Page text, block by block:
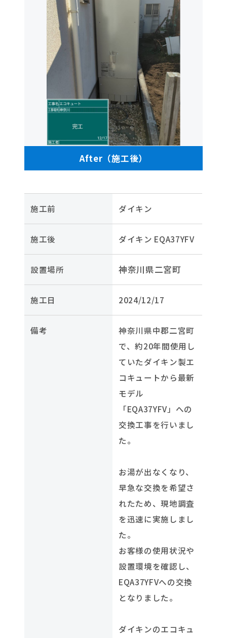
After（施工後）
施工前 ダイキン
施工後 ダイキン EQA37YFV
設置場所 神奈川県二宮町
施工日 2024/12/17
備考
神奈川県中郡二宮町
で、約20年間使用し
ていたダイキン製エ
コキュートから最新
モデル
「EQA37YFV」への
交換工事を行いまし
た。
お湯が出なくなり、
早急な交換を希望さ
れたため、現地調査
を迅速に実施しまし
た。
お客様の使用状況や
設置環境を確認し、
EQA37YFVへの交換
となりました。
ダイキンのエコキュ